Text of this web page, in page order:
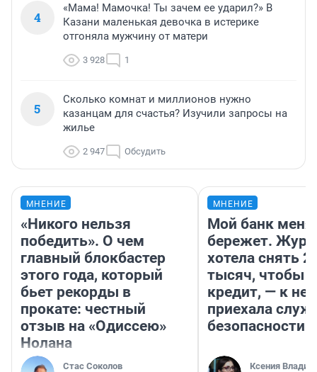
4
«Мама! Мамочка! Ты зачем ее ударил?» В
Казани маленькая девочка в истерике
отгоняла мужчину от матери
3 928 1
5
Сколько комнат и миллионов нужно
казанцам для счастья? Изучили запросы на
жилье
2 947 Обсудить
МНЕНИЕ
«Никого нельзя
победить». О чем
главный блокбастер
этого года, который
бьет рекорды в
прокате: честный
отзыв на «Одиссею»
Нолана
Стас Соколов
МНЕНИЕ
Мой банк меня
бережет.
хотела снять
тысяч, чтобы
кредит, — к
приехала
безопасности
Ксения